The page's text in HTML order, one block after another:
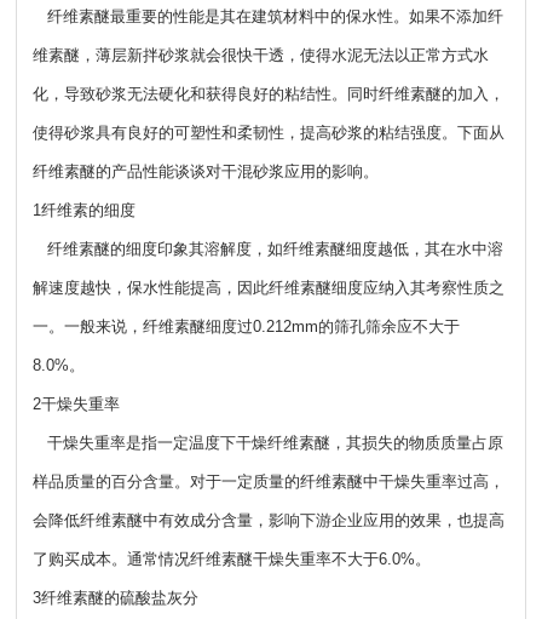
纤维素醚最重要的性能是其在建筑材料中的保水性。如果不添加纤
维素醚，薄层新拌砂浆就会很快干透，使得水泥无法以正常方式水
化，导致砂浆无法硬化和获得良好的粘结性。同时纤维素醚的加入，
使得砂浆具有良好的可塑性和柔韧性，提高砂浆的粘结强度。下面从
纤维素醚的产品性能谈谈对干混砂浆应用的影响。
1纤维素的细度
纤维素醚的细度印象其溶解度，如纤维素醚细度越低，其在水中溶
解速度越快，保水性能提高，因此纤维素醚细度应纳入其考察性质之
一。一般来说，纤维素醚细度过0.212mm的筛孔筛余应不大于
8.0%。
2干燥失重率
干燥失重率是指一定温度下干燥纤维素醚，其损失的物质质量占原
样品质量的百分含量。对于一定质量的纤维素醚中干燥失重率过高，
会降低纤维素醚中有效成分含量，影响下游企业应用的效果，也提高
了购买成本。通常情况纤维素醚干燥失重率不大于6.0%。
3纤维素醚的硫酸盐灰分